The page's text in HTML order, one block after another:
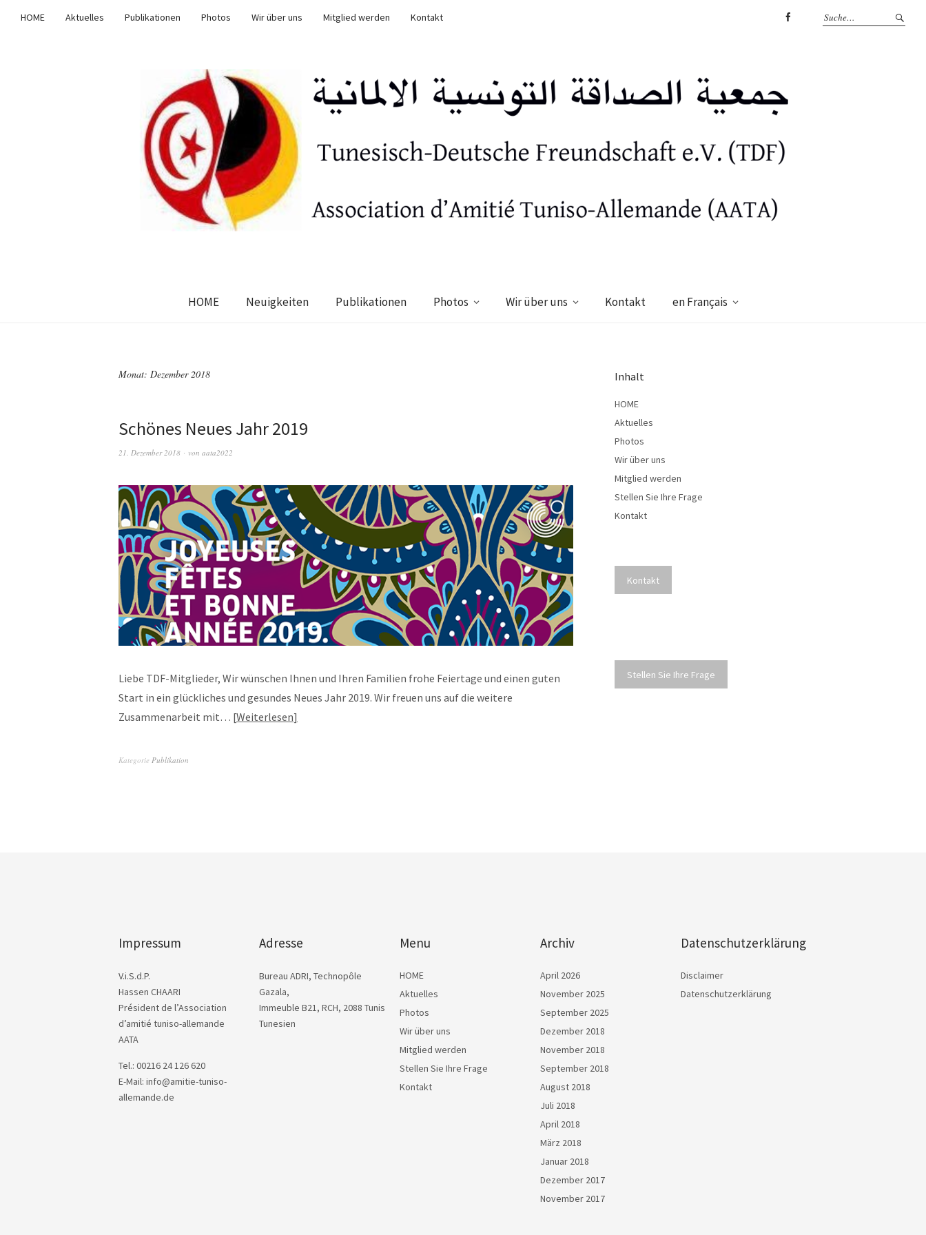
HOME Aktuelles Publikationen Photos Wir über uns Mitglied werden
Kontakt
HOME Neuigkeiten Publikationen Photos Wir über uns Kontakt en Français
Monat: Dezember 2018
Schönes Neues Jahr 2019
21. Dezember 2018 von aata2022
Liebe TDF-Mitglieder, Wir wünschen Ihnen und Ihren Familien frohe Feiertage und einen guten
Start in ein glückliches und gesundes Neues Jahr 2019. Wir freuen uns auf die weitere
Zusammenarbeit mit… Weiterlesen
Kategorie Publikation
Inhalt
HOME
Aktuelles
Photos
Wir über uns
Mitglied werden
Stellen Sie Ihre Frage
Kontakt
Kontakt
Stellen Sie Ihre Frage
Impressum
V.i.S.d.P.
Hassen CHAARI
Président de l’Association
d’amitié tuniso-allemande
AATA
Tel.: 00216 24 126 620
E-Mail: info@amitie-tuniso-
allemande.de
Adresse
Bureau ADRI, Technopôle
Gazala,
Immeuble B21, RCH, 2088 Tunis
Tunesien
Menu
HOME
Aktuelles
Photos
Wir über uns
Mitglied werden
Stellen Sie Ihre Frage
Kontakt
Archiv
April 2026
November 2025
September 2025
Dezember 2018
November 2018
September 2018
August 2018
Juli 2018
April 2018
März 2018
Januar 2018
Dezember 2017
November 2017
Datenschutzerklärung
Disclaimer
Datenschutzerklärung